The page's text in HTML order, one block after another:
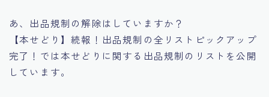
あ、出品規制の解除はしていますか？
【本せどり】続報！出品規制の全リストピックアップ
完了！ では本せどりに関する出品規制のリストを公開
しています。